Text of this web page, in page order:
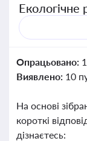
Екологічне
Опрацьовано:
Виявлено: 10
На основі
короткі
дізнаєтесь: